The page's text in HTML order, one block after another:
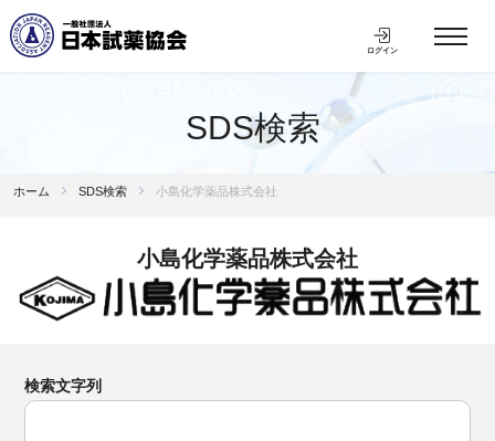
ログイン
SDS検索
ホーム SDS検索 小島化学薬品株式会社
小島化学薬品株式会社
検索文字列